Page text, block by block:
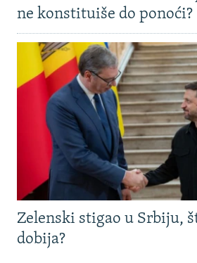
ne konstituiše do ponoći?
Zelenski stigao u Srbiju,
dobija?